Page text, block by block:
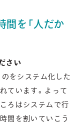
間を「人だか
さい
をシステム化した
ています。よって
ろはシステムで行
間を割いていこう